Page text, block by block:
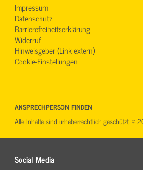
Impressum
Datenschutz
Barrierefreiheitserklärung
Widerruf
Hinweisgeber (Link extern)
Cookie-Einstellungen
Social Media
ANSPRECHPERSON FINDEN
Alle Inhalte sind urheberrechtlich geschützt. ©